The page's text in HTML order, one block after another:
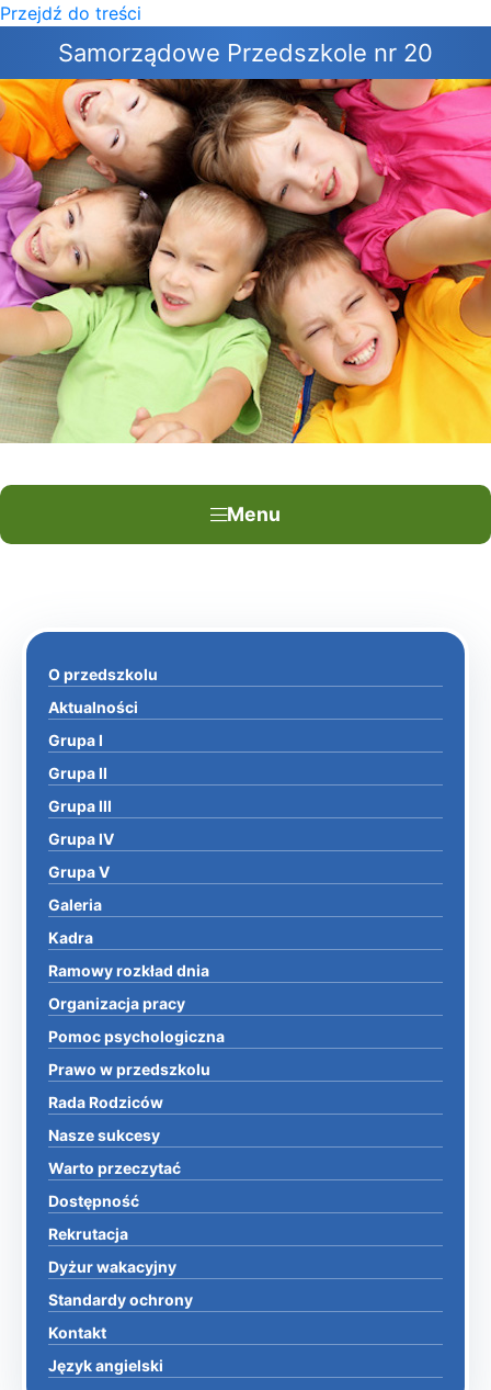
Przejdź do treści
Samorządowe Przedszkole nr 20
Menu
×
O przedszkolu
Aktualności
Grupa I
Grupa II
Grupa III
Grupa IV
Grupa V
Galeria
Kadra
Ramowy rozkład dnia
Organizacja pracy
Pomoc psychologiczna
Prawo w przedszkolu
Rada Rodziców
Nasze sukcesy
Warto przeczytać
Dostępność
Rekrutacja
Dyżur wakacyjny
Standardy ochrony
Kontakt
Język angielski